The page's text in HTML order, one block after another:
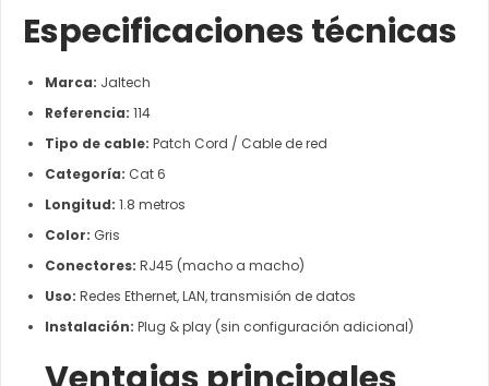
Especificaciones técnicas
Marca: Jaltech
Referencia: 114
Tipo de cable: Patch Cord / Cable de red
Categoría: Cat 6
Longitud: 1.8 metros
Color: Gris
Conectores: RJ45 (macho a macho)
Uso: Redes Ethernet, LAN, transmisión de datos
Instalación: Plug & play (sin configuración adicional)